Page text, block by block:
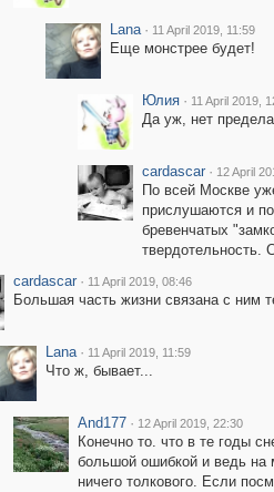
Lana · 11 April 2019, 11:59
Еще монстрее будет!
Юлия · 11 April 2019,
Да уж, нет
cardascar · 12 April
По всей Москве
прислушаются и
бревенчатых
твердотельность.
cardascar · 11 April 2019, 08:46
Большая часть жизни связана с ним
Lana · 11 April 2019, 11:59
Что ж, бывает...
And177 · 12 April 2019, 22:30
Конечно то. что в те годы
большой ошибкой и ведь на
ничего толкового. Если